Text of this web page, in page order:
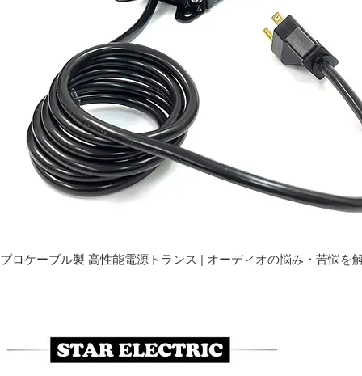
プロケーブル製 高性能電源トランス | オーディオの悩み・苦悩を